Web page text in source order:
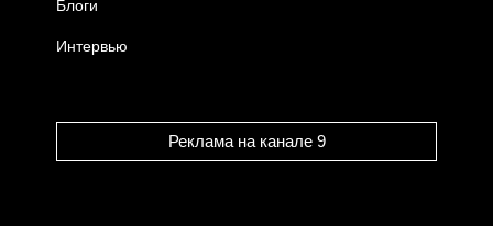
Блоги
Интервью
Реклама на канале 9